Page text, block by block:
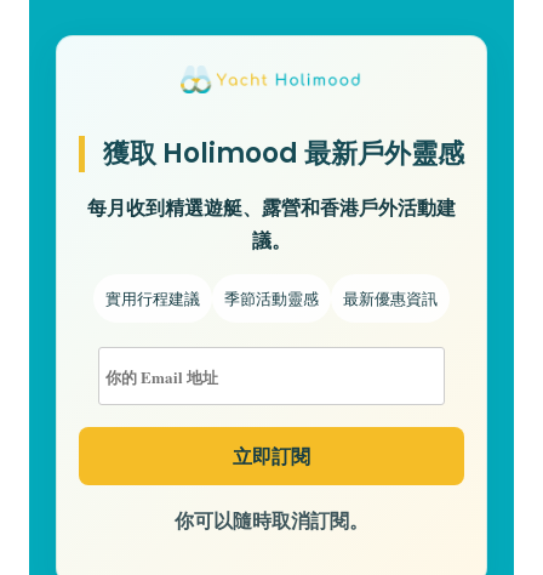
獲取 Holimood 最新戶外靈感
每月收到精選遊艇、露營和香港戶外活動建
議。
實用行程建議 季節活動靈感 最新優惠資訊
你可以隨時取消訂閱。